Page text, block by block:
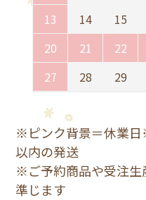
13
14 15
20
21 22
27
28 29
※ピンク背景＝休業
以内の発送
※ご予約商品や受注生
準じます